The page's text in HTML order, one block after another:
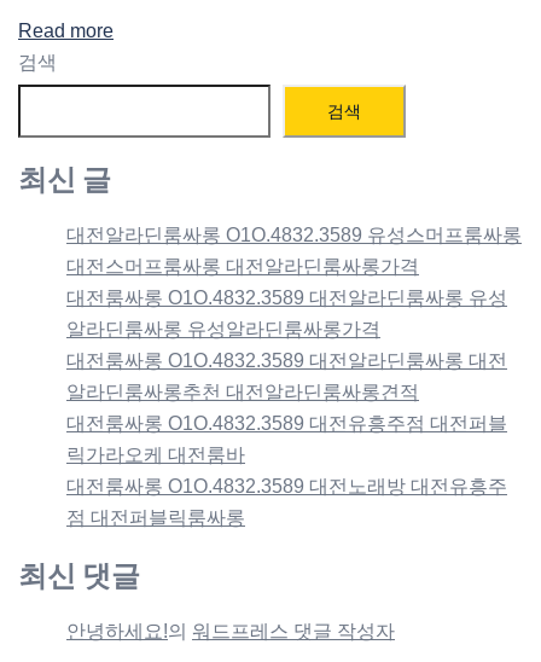
Read more
검색
검색
최신 글
대전알라딘룸싸롱 O1O.4832.3589 유성스머프룸싸롱
대전스머프룸싸롱 대전알라딘룸싸롱가격
대전룸싸롱 O1O.4832.3589 대전알라딘룸싸롱 유성
알라딘룸싸롱 유성알라딘룸싸롱가격
대전룸싸롱 O1O.4832.3589 대전알라딘룸싸롱 대전
알라딘룸싸롱추천 대전알라딘룸싸롱견적
대전룸싸롱 O1O.4832.3589 대전유흥주점 대전퍼블
릭가라오케 대전룸바
대전룸싸롱 O1O.4832.3589 대전노래방 대전유흥주
점 대전퍼블릭룸싸롱
최신 댓글
안녕하세요!의 워드프레스 댓글 작성자